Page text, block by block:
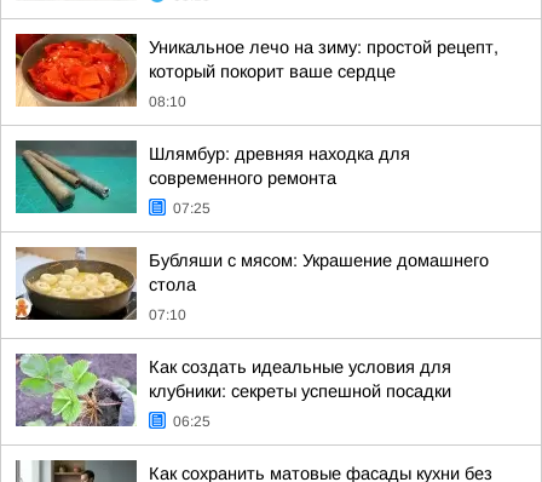
Уникальное лечо на зиму: простой рецепт,
который покорит ваше сердце
08:10
Шлямбур: древняя находка для
современного ремонта
07:25
Бубляши с мясом: Украшение домашнего
стола
07:10
Как создать идеальные условия для
клубники: секреты успешной посадки
06:25
Как сохранить матовые фасады кухни без